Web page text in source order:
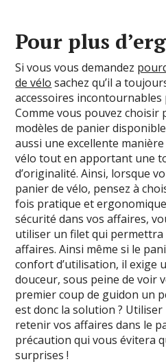
Pour plus
Si vous vous demandez
de vélo sachez qu’il a
accessoires
Comme vous pouvez choisir
modèles de panier
aussi une excellente
vélo tout en apportant une
d’originalité. Ainsi, lorsque
panier de vélo, pensez à
fois pratique et
sécurité dans vos affaires,
utiliser un filet qui
affaires. Ainsi même si le
confort d’utilisation, il exige
douceur, sous peine de voir
premier coup de guidon un
est donc la solution ?
retenir vos affaires dans le
précaution qui vous évitera
surprises !